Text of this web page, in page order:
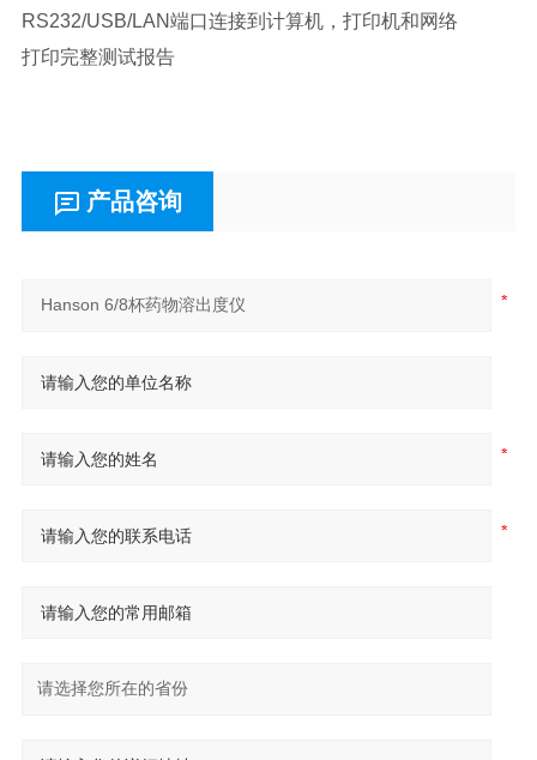
RS232/USB/LAN端口连接到计算机，打印机和网络
打印完整测试报告
产品咨询